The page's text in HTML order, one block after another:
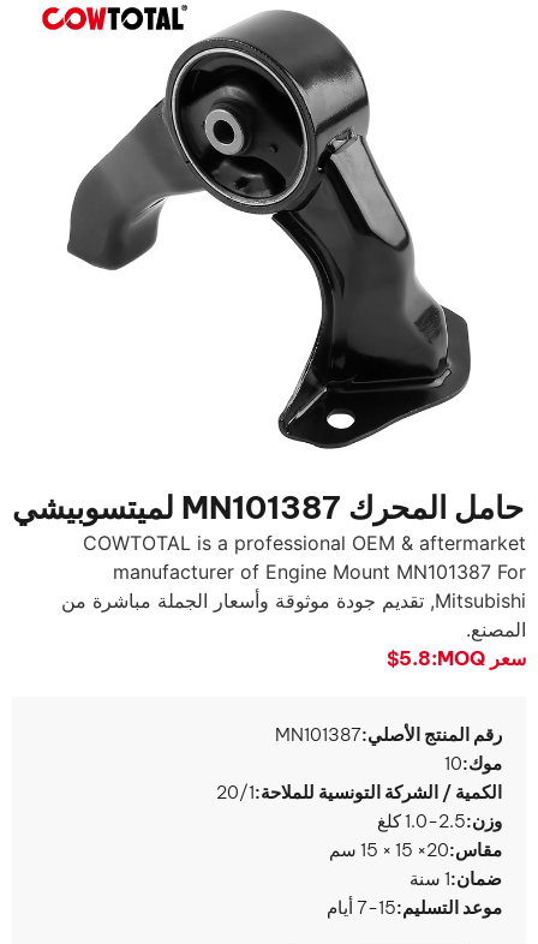
حامل المحرك MN101387 لميتسوبيشي
COWTOTAL is a professional OEM & aftermarket
manufacturer of Engine Mount MN101387 For
Mitsubishi, تقديم جودة موثوقة وأسعار الجملة مباشرة من
المصنع.
سعر MOQ:
$5.8
رقم المنتج الأصلي:MN101387
موك:10
الكمية / الشركة التونسية للملاحة:20/1
وزن:1.0-2.5 كلغ
مقاس:20× 15 × 15 سم
ضمان:1 سنة
موعد التسليم:7-15 أيام